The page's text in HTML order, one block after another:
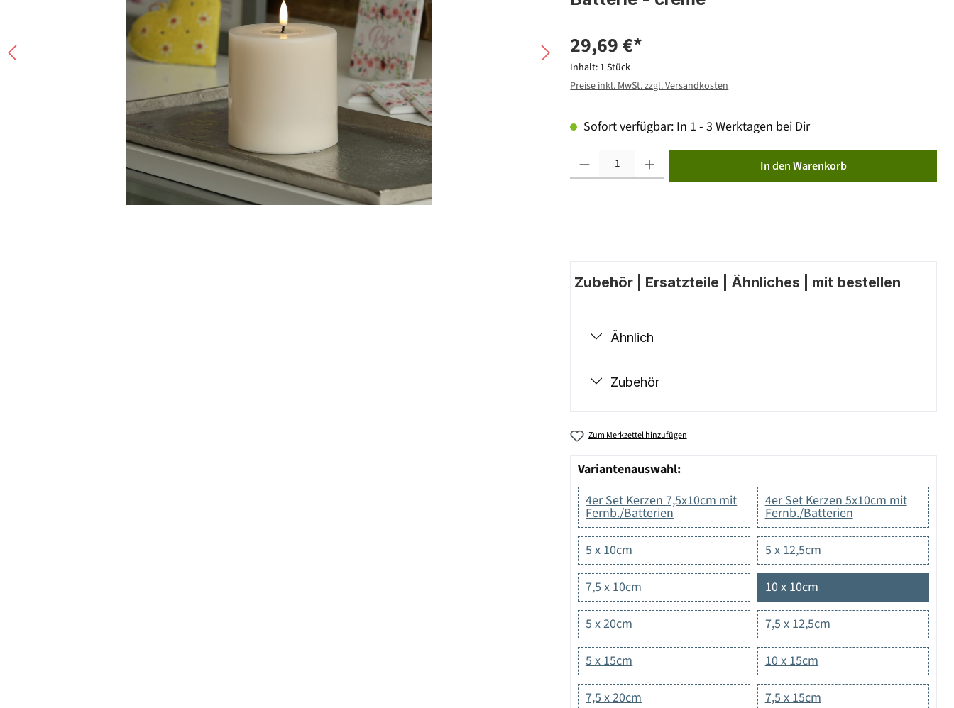
29,69 €*
Inhalt: 1 Stück
Preise inkl. MwSt. zzgl. Versandkosten
Sofort verfügbar: In 1 - 3 Werktagen bei Dir
In den Warenkorb
Zubehör | Ersatzteile | Ähnliches | mit bestellen
Ähnlich
Zubehör
Zum Merkzettel hinzufügen
Variantenauswahl:
4er Set Kerzen 7,5x10cm mit
Fernb./Batterien
4er Set Kerzen 5x10cm mit
Fernb./Batterien
5 x 10cm 5 x 12,5cm
7,5 x 10cm 10 x 10cm
5 x 20cm 7,5 x 12,5cm
5 x 15cm 10 x 15cm
7,5 x 20cm 7,5 x 15cm